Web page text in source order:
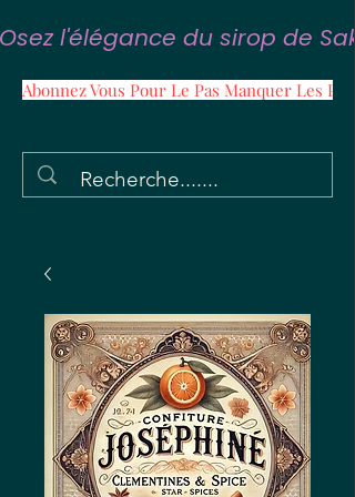
Osez l'élégance du sirop de
Abonnez Vous Pour Le Pas Manquer Les